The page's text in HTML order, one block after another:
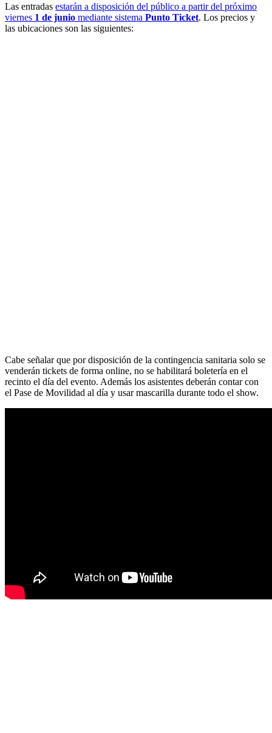
Las entradas estarán a disposición del público a partir del próximo
viernes 1 de junio mediante sistema Punto Ticket. Los precios y
las ubicaciones son las siguientes:
Cabe señalar que por disposición de la contingencia sanitaria solo se
venderán tickets de forma online, no se habilitará boletería en el
recinto el día del evento. Además los asistentes deberán contar con
el Pase de Movilidad al día y usar mascarilla durante todo el show.